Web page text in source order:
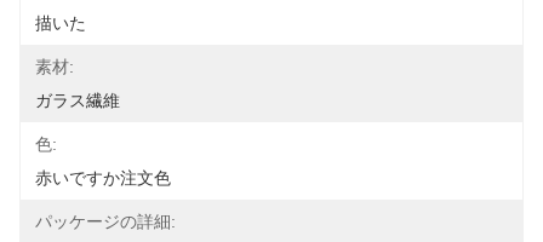
描いた
素材:
ガラス繊維
色:
赤いですか注文色
パッケージの詳細: